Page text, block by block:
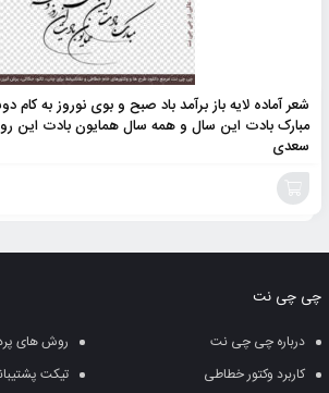
شعر آماده لایه باز برآمد باد صبح و بوی نوروز به
مبارک بادت این سال و همه سال همایون بادت این
سعدی
سبد
چی چی نت
درباره چی چی نت
روش های
کاربرد وکتور خطاطی
تیکت